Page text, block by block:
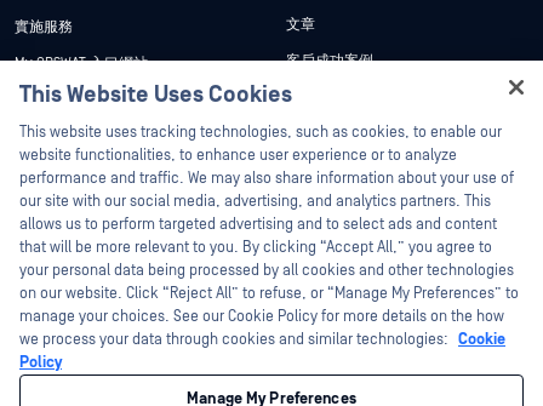
實施服務
My OPSWAT 入口網站
技術檔案
訓練
漏洞通報計畫
合作夥伴
認證
技術合作夥伴
管道合作夥伴計劃
文章
客戶成功案例
新聞稿
新聞報導
網路研討會
產品型錄
白皮書
免費工具
©2026OPSWAT . 保留所有權利。OPSWAT、MetaDefender、Metascan、
MetaAccess、OPSWAT 、Trust no File. Trust No Device.、OPSWAT 、Protecting the
This Website Uses Cookies
This website uses tracking technologies, such as cookies, to enable our
website functionalities, to enhance user experience or to analyze
performance and traffic. We may also share information about your use of
our site with our social media, advertising, and analytics partners. This
allows us to perform targeted advertising and to select ads and content
that will be more relevant to you. By clicking “Accept All,” you agree to
your personal data being processed by all cookies and other technologies
on our website. Click “Reject All” to refuse, or “Manage My Preferences” to
manage your choices. See our Cookie Policy for more details on the how
we process your data through cookies and similar technologies: Cookie
Policy
Manage My Preferences
Hey there!
I'm Ozzy, your OPSWAT virtual assistant.
How can I help you secure what's critical
today?